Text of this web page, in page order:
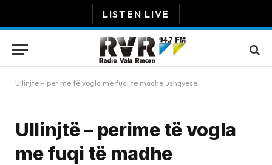
LISTEN LIVE
Ullinjtë – perime të vogla me fuqi të madhe ushqyese
Ullinjtë – perime të vogla
me fuqi të madhe